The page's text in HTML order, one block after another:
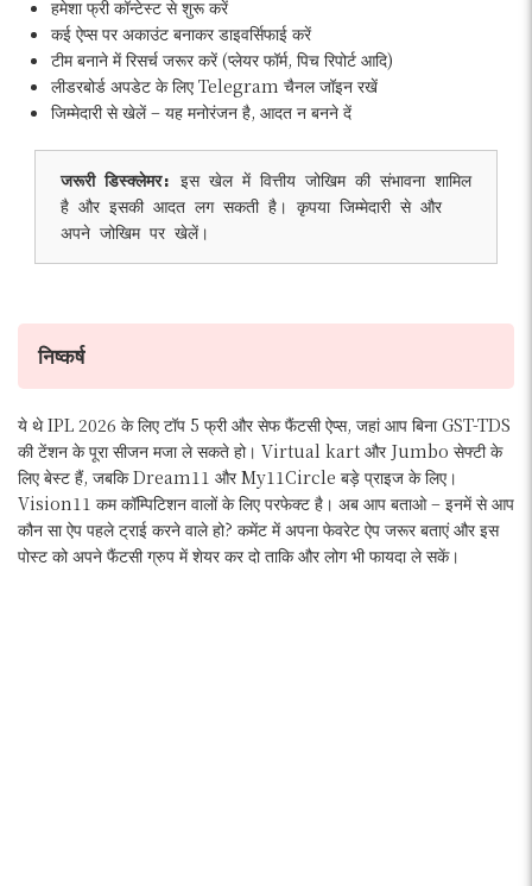
हमेशा फ्री कॉन्टेस्ट से शुरू करें
कई ऐप्स पर अकाउंट बनाकर डाइवर्सिफाई करें
टीम बनाने में रिसर्च जरूर करें (प्लेयर फॉर्म, पिच रिपोर्ट आदि)
लीडरबोर्ड अपडेट के लिए Telegram चैनल जॉइन रखें
जिम्मेदारी से खेलें – यह मनोरंजन है, आदत न बनने दें
जरूरी डिस्क्लेमर: इस खेल में वित्तीय जोखिम की संभावना शामिल
है और इसकी आदत लग सकती है। कृपया जिम्मेदारी से और
अपने जोखिम पर खेलें।
निष्कर्ष
ये थे IPL 2026 के लिए टॉप 5 फ्री और सेफ फैंटसी ऐप्स, जहां आप बिना GST-TDS
की टेंशन के पूरा सीजन मजा ले सकते हो। Virtual kart और Jumbo सेफ्टी के
लिए बेस्ट हैं, जबकि Dream11 और My11Circle बड़े प्राइज के लिए।
Vision11 कम कॉम्पिटिशन वालों के लिए परफेक्ट है। अब आप बताओ – इनमें से आप
कौन सा ऐप पहले ट्राई करने वाले हो? कमेंट में अपना फेवरेट ऐप जरूर बताएं और इस
पोस्ट को अपने फैंटसी ग्रुप में शेयर कर दो ताकि और लोग भी फायदा ले सकें।